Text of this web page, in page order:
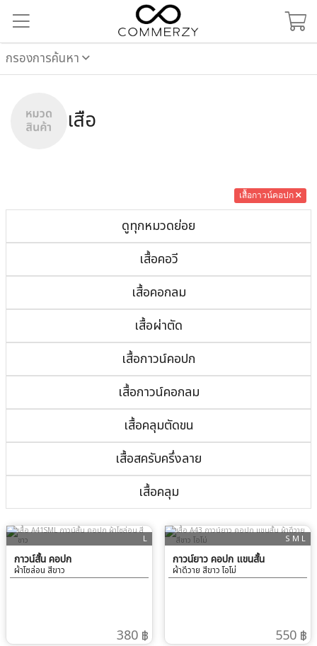
กรองการค้นหา
เสื้อ
เสื้อกาวน์คอปก
ดูทุกหมวดย่อย
เสื้อคอวี
เสื้อคอกลม
เสื้อผ่าตัด
เสื้อกาวน์คอปก
เสื้อกาวน์คอกลม
เสื้อคลุมตัดขน
เสื้อสครับครึ่งลาย
เสื้อคลุม
L
กาวน์สั้น คอปก
ผ้าโซล่อน สีขาว
380 ฿
S M L
กาวน์ยาว คอปก แขนสั้น
ผ้าดีวาย สีขาว โอโม่
550 ฿